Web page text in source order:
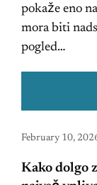
pokaže eno
mora biti
pogled…
February 10,
Kako dolgo